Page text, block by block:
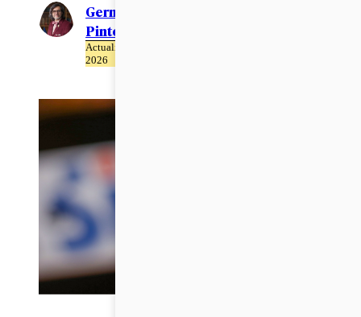
Germán R.
Pinto Perry
Actualizado el 11 de Junio del
2026